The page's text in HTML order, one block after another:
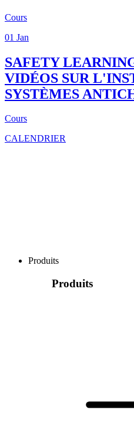
Cours
01 Jan
SAFETY
VIDÉOS SUR
SYSTÈMES
Cours
CALENDRIER
Produits
Produits